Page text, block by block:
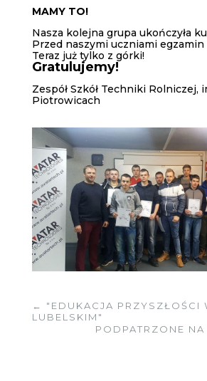
MAMY TO!
Nasza kolejna grupa ukończyła
Przed naszymi uczniami
Teraz już tylko z górki!
Gratulujemy!
Zespół Szkół Techniki Rolniczej,
Piotrowicach
← "EDUKACJA PRZYSZŁOŚCI
LUBELSKIM"
PODPATRZONE